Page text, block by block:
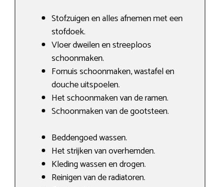
Stofzuigen en alles afnemen met een
stofdoek.
Vloer dweilen en streeploos
schoonmaken.
Fornuis schoonmaken, wastafel en
douche uitspoelen.
Het schoonmaken van de ramen.
Schoonmaken van de gootsteen.
Beddengoed wassen.
Het strijken van overhemden.
Kleding wassen en drogen.
Reinigen van de radiatoren.